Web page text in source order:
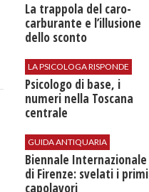
​La trappola del caro-
carburante e l’illusione
dello sconto
LA PSICOLOGA RISPONDE
Psicologo di base, i
numeri nella Toscana
centrale
GUIDA ANTIQUARIA
Biennale Internazionale
di Firenze: svelati i primi
capolavori